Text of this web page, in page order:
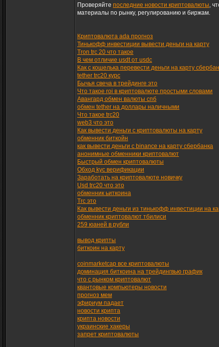
Проверяйте последние новости криптовалюты,
материалы по рынку, регулированию и биржам.
Криптовалюта ada прогноз
Тинькофф инвестиции вывести деньги на карту
Tron trc 20 что такое
В чем отличие usdt от usdc
Как с кошелька перевести деньги на карту
tether trc20 курс
Бычья свеча в трейдинге это
Что такое roi в криптовалюте простыми словами
Авангард обмен валюты спб
обмен tether на доллары наличными
Что такое trc20
web3 что это
Как вывести деньги с криптовалюты на карту
обменник биткойн
как вывести деньги с binance на карту сбербанка
анонимные обменники криптовалют
Быстрый обмен криптовалюты
Обход kyc верификации
Заработать на криптовалюте новичку
Usd trc20 что это
обменник ьиткоина
Trc это
Как вывести деньги из тинькофф инвестиции на
обменник криптовалют тбилиси
259 юаней в рубли
вывод крипты
биткоин на карту
coinmarketcap все криптовалюты
доминация биткоина на трейдингвью график
что с рынком криптовалют
квантовые компьютеры новости
прогноз мем
эфириум падает
новости крипта
крипта новости
украинские хакеры
запрет криптовалюты